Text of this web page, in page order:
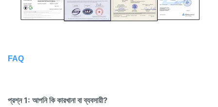
FAQ
প্রশ্ন 1: আপনি কি কারখানা বা ব্যবসায়ী?